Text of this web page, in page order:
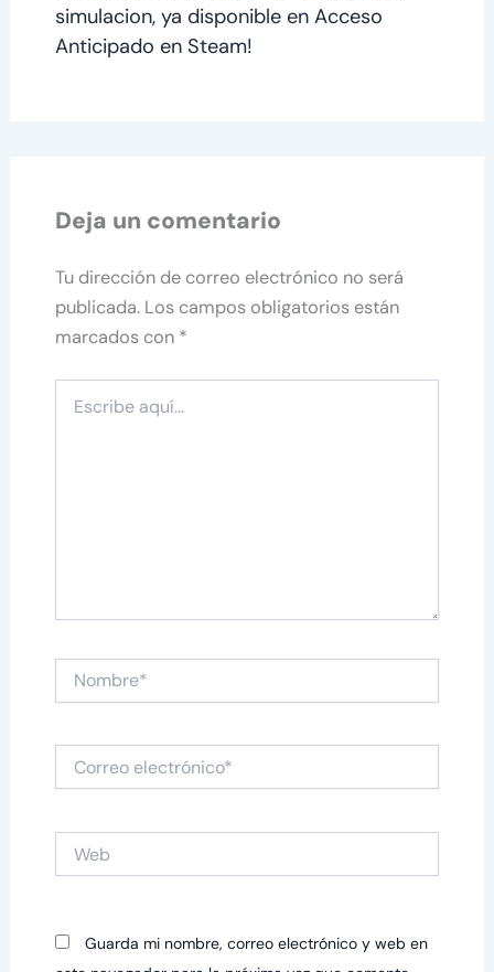
simulacion, ya disponible en Acceso
Anticipado en Steam!
Deja un comentario
Tu dirección de correo electrónico no será
publicada. Los campos obligatorios están
marcados con *
aquí...
Nombre*
electrónico*
Guarda mi nombre, correo electrónico y web en